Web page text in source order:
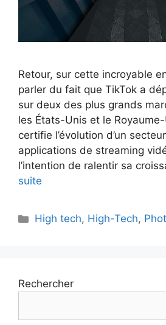
Retour, sur cette incroyable
parler du fait que TikTok a
sur deux des plus grands
les États-Unis et le
certifie l’évolution d’un
applications de streaming
l’intention de ralentir sa
suite
Catégories
High tech, High-Tech,
Rechercher